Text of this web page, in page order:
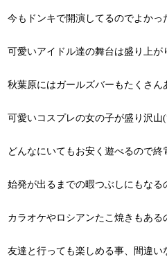
今もドンキで開演してるのでよか
可愛いアイドル達の舞台は盛り上が
秋葉原にはガールズバーもたくさん
可愛いコスプレの女の子が盛り沢山
どんなにいてもお安く遊べるので終
始発が出るまでの暇つぶしにもなる
カラオケやロシアンたこ焼きもある
友達と行っても楽しめる事、間違い